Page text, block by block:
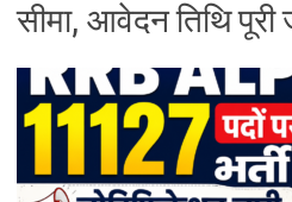
सीमा, आवेदन तिथि पूरी